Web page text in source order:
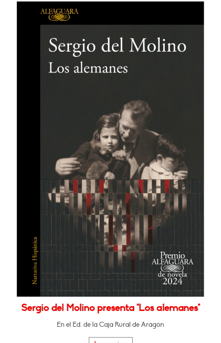
Sergio del Molino presenta "Los alemanes"
En el Ed. de la Caja Rural de Aragón